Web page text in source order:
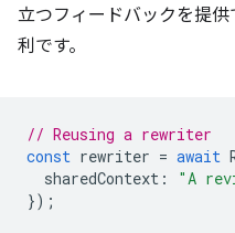
立つフィードバックを提
利です。
// Reusing a rewriter
const rewriter = await
sharedContext :
"A
});